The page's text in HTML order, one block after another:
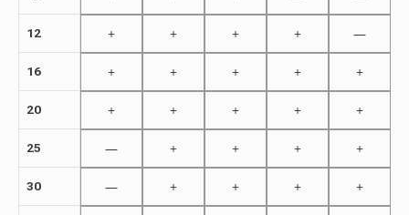
12 + + + + —
16 + + + + +
20 + + + + +
25 — + + + +
30 — + + + +